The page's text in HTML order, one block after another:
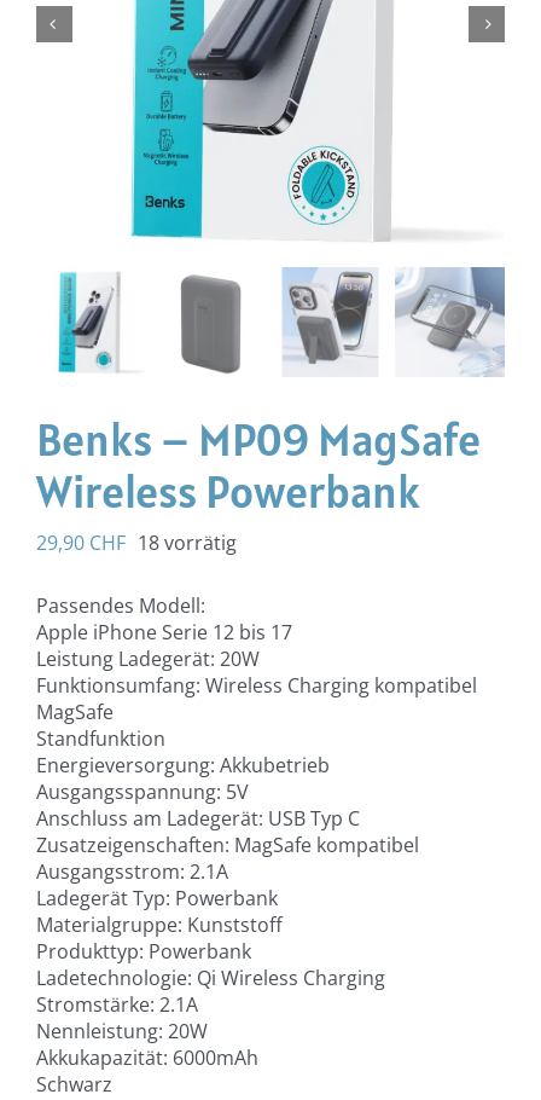
Benks – MP09 MagSafe
Wireless Powerbank
29,90 CHF 18 vorrätig
Passendes Modell:
Apple iPhone Serie 12 bis 17
Leistung Ladegerät: 20W
Funktionsumfang: Wireless Charging kompatibel
MagSafe
Standfunktion
Energieversorgung: Akkubetrieb
Ausgangsspannung: 5V
Anschluss am Ladegerät: USB Typ C
Zusatzeigenschaften: MagSafe kompatibel
Ausgangsstrom: 2.1A
Ladegerät Typ: Powerbank
Materialgruppe: Kunststoff
Produkttyp: Powerbank
Ladetechnologie: Qi Wireless Charging
Stromstärke: 2.1A
Nennleistung: 20W
Akkukapazität: 6000mAh
Schwarz